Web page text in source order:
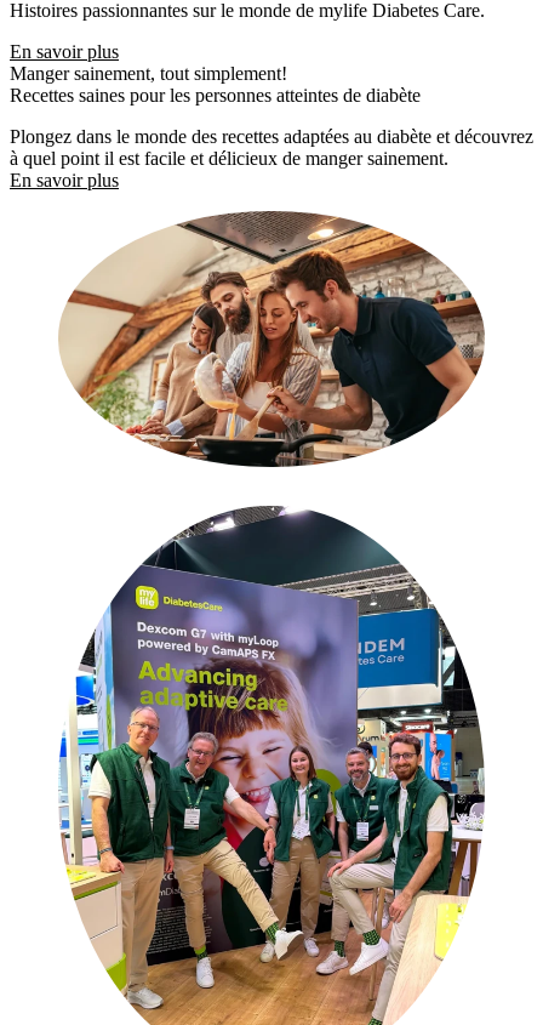
Histoires passionnantes sur le monde de mylife Diabetes Care.
En savoir plus
Manger sainement, tout simplement!
Recettes saines pour les personnes atteintes de diabète
Plongez dans le monde des recettes adaptées au diabète et découvrez
à quel point il est facile et délicieux de manger sainement.
En savoir plus